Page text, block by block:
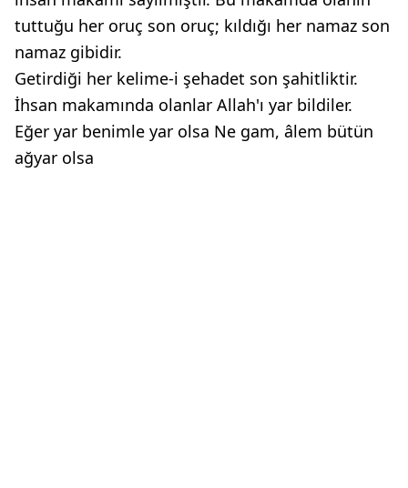
tuttuğu her oruç son oruç; kıldığı her namaz son
namaz gibidir.
Getirdiği her kelime-i şehadet son şahitliktir.
İhsan makamında olanlar Allah'ı yar bildiler.
Eğer yar benimle yar olsa Ne gam, âlem bütün
ağyar olsa